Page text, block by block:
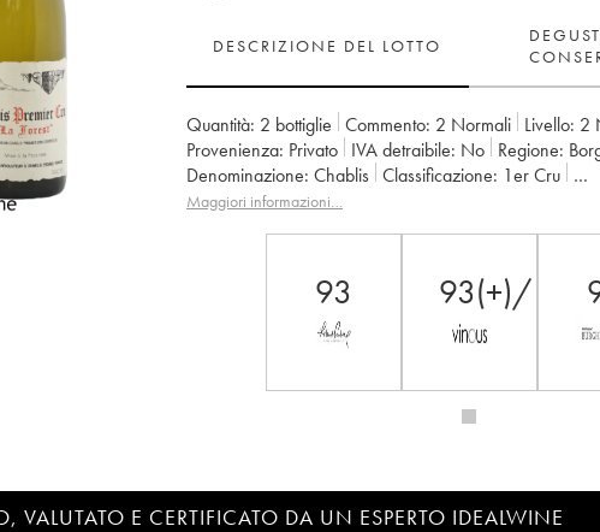
DESCRIZIONE DEL LOTTO
Quantità: 2 bottiglie Commento: 2 Normali Livello: 2
Provenienza:
privato IVA detraibile: no Regione:
Denominazione:
Chablis Classificazione:
1er Cru
Proprietario:
Vincent Dauvissat (Domaine)
Maggiori informazioni…
93 93(+)/100
VALUTATO E CERTIFICATO DA UN ESPERTO IDEALWINE